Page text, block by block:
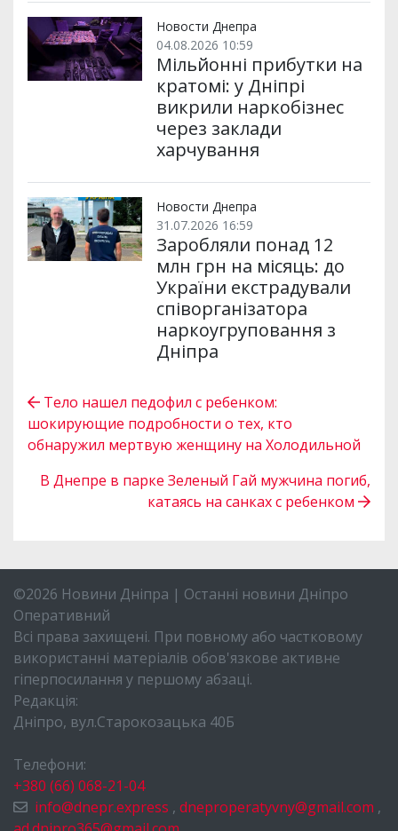
Новости Днепра
04.08.2026 10:59
Мільйонні прибутки на
кратомі: у Дніпрі
викрили наркобізнес
через заклади
харчування
Новости Днепра
31.07.2026 16:59
Заробляли понад 12
млн грн на місяць: до
України екстрадували
співорганізатора
наркоугруповання з
Дніпра
Тело нашел педофил с ребенком:
шокирующие подробности о тех, кто
обнаружил мертвую женщину на Холодильной
В Днепре в парке Зеленый Гай мужчина погиб,
катаясь на санках с ребенком
©2026 Новини Дніпра | Останні новини Дніпро
Оперативний
Всі права захищені. При повному або частковому
використанні матеріалів обов'язкове активне
гіперпосилання у першому абзаці.
Редакція:
Дніпро, вул.Старокозацька 40Б
Телефони:
+380 (66) 068-21-04
info@dnepr.express , dneproperatyvny@gmail.com ,